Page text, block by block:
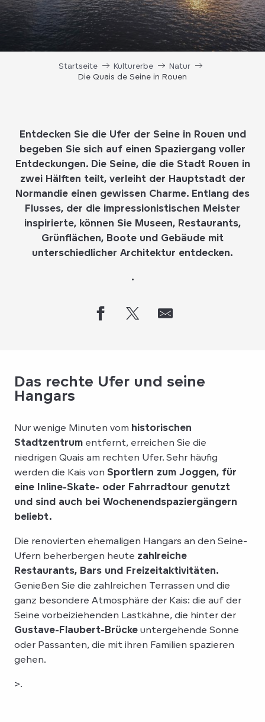
Startseite Kulturerbe
Natur
Die Quais de Seine in Rouen
Entdecken Sie die Ufer der Seine in Rouen und
begeben Sie sich auf einen Spaziergang voller
Entdeckungen. Die Seine, die die Stadt Rouen in
zwei Hälften teilt, verleiht der Hauptstadt der
Normandie einen gewissen Charme. Entlang des
Flusses, der die impressionistischen Meister
inspirierte, können Sie Museen, Restaurants,
Grünflächen, Boote und Gebäude mit
unterschiedlicher Architektur entdecken.
.
Das rechte Ufer und seine
Hangars
Nur wenige Minuten vom historischen
Stadtzentrum entfernt, erreichen Sie die
niedrigen Quais am rechten Ufer. Sehr häufig
werden die Kais von Sportlern zum Joggen, für
eine Inline-Skate- oder Fahrradtour genutzt
und sind auch bei Wochenendspaziergängern
beliebt.
Die renovierten ehemaligen Hangars an den Seine-
Ufern beherbergen heute zahlreiche
Restaurants, Bars und Freizeitaktivitäten.
Genießen Sie die zahlreichen Terrassen und die
ganz besondere Atmosphäre der Kais: die auf der
Seine vorbeiziehenden Lastkähne, die hinter der
Gustave-Flaubert-Brücke untergehende Sonne
oder Passanten, die mit ihren Familien spazieren
gehen.
>.